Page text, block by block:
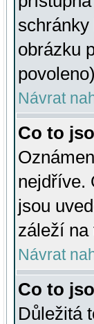
schránky
obrázku
Návrat
Co to
nejdříve.
jsou
záleží na
Návrat
Co to
Důležitá